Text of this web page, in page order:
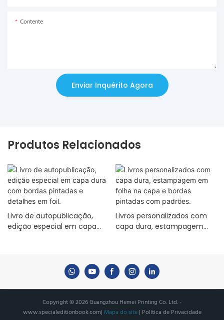
Contente
Enviar Inquérito Agora
Produtos Relacionados
Livro de autopublicação,
edição especial em capa
Livros personalizados com
capa dura, estampagem
Copyright © 2026 Guangzhou Hemei Printing Co. Ltd. -
www.specialeditionbook.com| Mapa do site| Política de Privacidade